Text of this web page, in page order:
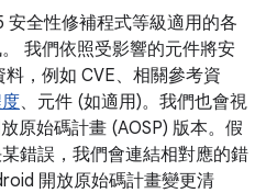
全性修補程式等級適用的各
我們依照受影響的元件將安
，例如 CVE、相關參考資
、元件 (如適用)。我們也會視
原始碼計畫 (AOSP) 版本。假
錯誤，我們會連結相對應的錯
開放原始碼計畫變更清